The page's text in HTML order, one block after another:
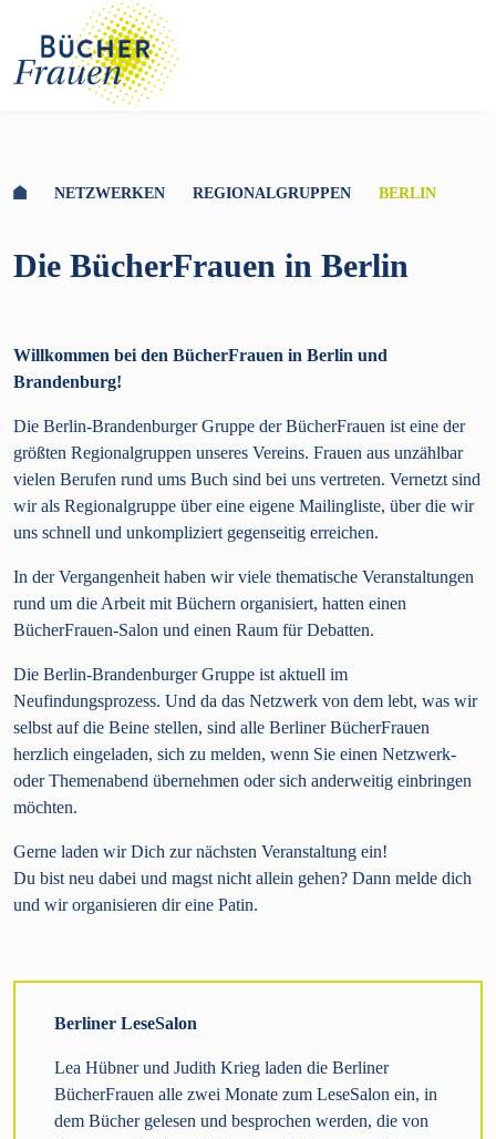
NETZWERKEN REGIONALGRUPPEN BERLIN
Die BücherFrauen in Berlin
Willkommen bei den BücherFrauen in Berlin und
Brandenburg!
Die Berlin-Brandenburger Gruppe der BücherFrauen ist eine der
größten Regionalgruppen unseres Vereins. Frauen aus unzählbar
vielen Berufen rund ums Buch sind bei uns vertreten. Vernetzt sind
wir als Regionalgruppe über eine eigene Mailingliste, über die wir
uns schnell und unkompliziert gegenseitig erreichen.
In der Vergangenheit haben wir viele thematische Veranstaltungen
rund um die Arbeit mit Büchern organisiert, hatten einen
BücherFrauen-Salon und einen Raum für Debatten.
Die Berlin-Brandenburger Gruppe ist aktuell im
Neufindungsprozess. Und da das Netzwerk von dem lebt, was wir
selbst auf die Beine stellen, sind alle Berliner BücherFrauen
herzlich eingeladen, sich zu melden, wenn Sie einen Netzwerk-
oder Themenabend übernehmen oder sich anderweitig einbringen
möchten.
Gerne laden wir Dich zur nächsten Veranstaltung ein!
Du bist neu dabei und magst nicht allein gehen? Dann melde dich
und wir organisieren dir eine Patin.
Berliner LeseSalon
Lea Hübner und Judith Krieg laden die Berliner
BücherFrauen alle zwei Monate zum LeseSalon ein, in
dem Bücher gelesen und besprochen werden, die von